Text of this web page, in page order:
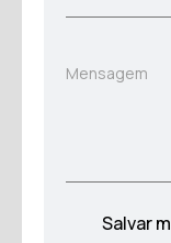
Mensagem
Salvar